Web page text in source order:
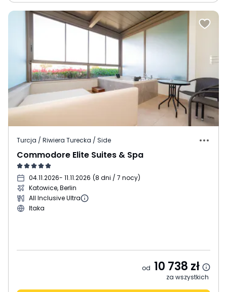
Turcja / Riwiera Turecka / Side
Commodore Elite Suites & Spa
04.11.2026- 11.11.2026 (8 dni / 7 nocy)
Katowice, Berlin
All Inclusive Ultra
Itaka
od 10 738 zł
za wszystkich